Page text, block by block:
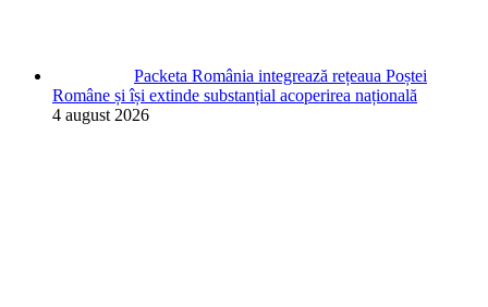
Packeta România integrează rețeaua Poștei
Române și își extinde substanțial acoperirea națională
4 august 2026